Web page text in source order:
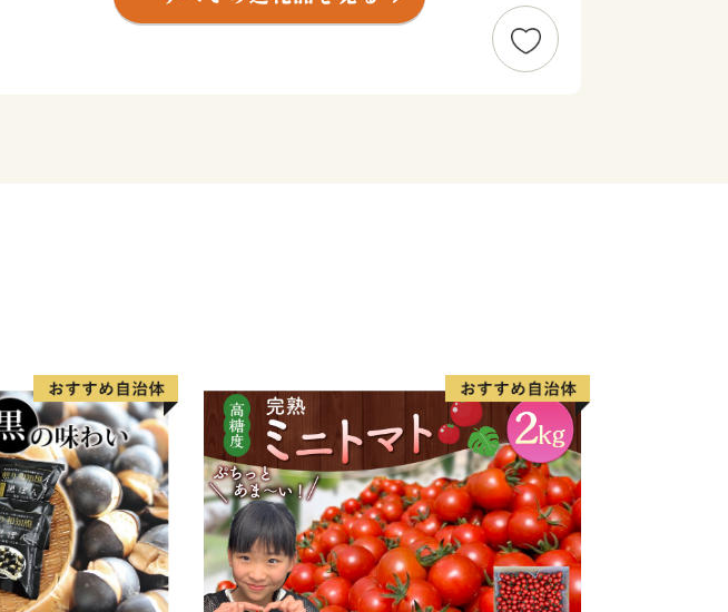
ます。さらに、11月～5月には全国から多くの気球チームが訪れ、
👉 アラジン グラファイトグリル＆トースター（グリーン）
👉『アラジン』の他の返礼品を全て見る